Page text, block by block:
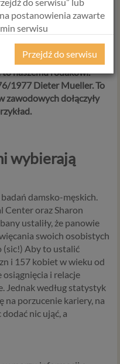
powinno się świadomie
to czego się pragnie.
Strzelców i 30 bramek
lat żaden zawodnik w
przekroczyć magicznej
naszemu rodakowi.
1977 Dieter Mueller. To
zawodowych dołączyły
wybierają
damsko-męskich.
Center oraz Sharon
ustaliły, że panowie
swoich osobistych
(sic!) Aby to ustalić
i 157 kobiet w wieku od
osiągnięcia i relacje
Jednak według statystyk
na porzucenie kariery, na
nic ująć, a
postanowienia zawarte
serwisu
obowiązywanie
i Rady (UE)
r. w sprawie ochrony
95/46/WE (określane
obowiązywać będzie w
krajach Unii
danych
na wiele dziedzin
internetowych, takich
Psychorada.pl. W tej
Twoich danych
po 25 maja 2018 r. w
usług. Prosimy Cię o jej
niż kilka minut.
Przejdź do serwisu